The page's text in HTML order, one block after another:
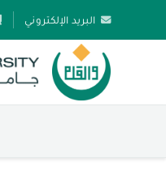
البريد الإلكتروني